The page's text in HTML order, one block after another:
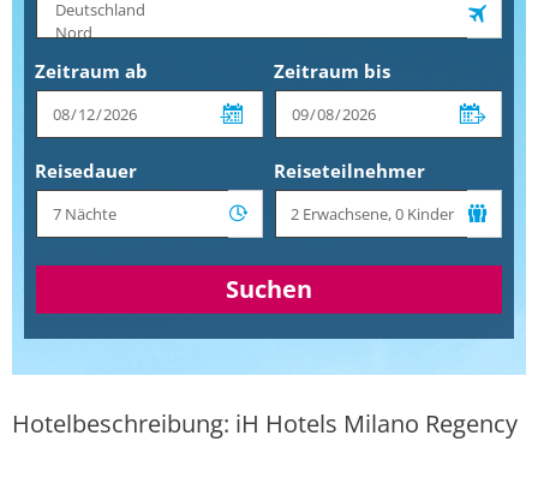
Zeitraum ab Zeitraum bis
Reisedauer Reiseteilnehmer
Suchen
Hotelbeschreibung: iH Hotels Milano Regency